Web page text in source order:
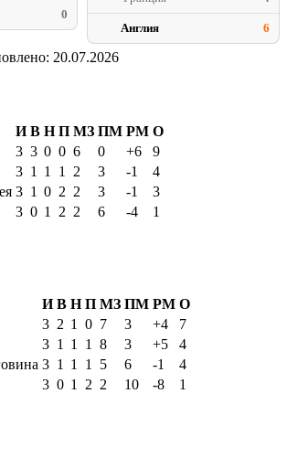
0
Англия 6
20.07.2026
И В Н П МЗ ПМ РМ О
3 3 0 0 6 0 +6
9
3 1 1 1 2 3 -1
4
3 1 0 2 2 3 -1
3
3 0 1 2 2 6 -4
1
И В Н П МЗ ПМ РМ О
3 2 1 0 7 3 +4
7
3 1 1 1 8 3 +5
4
3 1 1 1 5 6 -1
4
3 0 1 2 2 10 -8
1